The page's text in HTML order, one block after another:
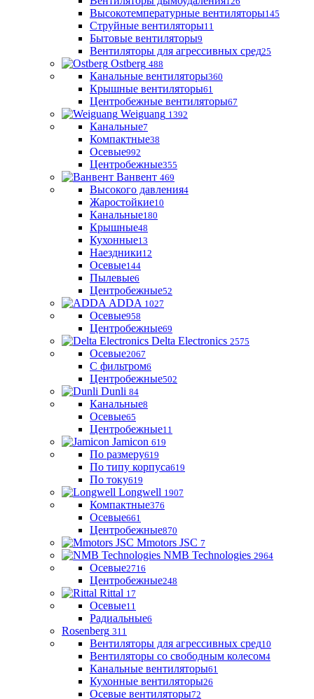
Высокотемпературные вентиляторы145
Струйные вентиляторы11
Бытовые вентиляторы9
Вентиляторы для агрессивных сред25
Ostberg 488
Канальные вентиляторы360
Крышные вентиляторы61
Центробежные вентиляторы67
Weiguang 1392
Канальные7
Компактные38
Осевые992
Центробежные355
Ванвент 469
Высокого давления4
Жаростойкие10
Канальные180
Крышные48
Кухонные13
Наездники12
Осевые144
Пылевые6
Центробежные52
ADDA 1027
Осевые958
Центробежные69
Delta Electronics 2575
Осевые2067
С фильтром6
Центробежные502
Dunli 84
Канальные8
Осевые65
Центробежные11
Jamicon 619
По размеру619
По типу корпуса619
По току619
Longwell 1907
Компактные376
Осевые661
Центробежные870
Mmotors JSC 7
NMB Technologies 2964
Осевые2716
Центробежные248
Rittal 17
Осевые11
Радиальные6
Rosenberg 311
Вентиляторы для агрессивных сред10
Вентиляторы со свободным колесом4
Канальные вентиляторы61
Кухонные вентиляторы26
Осевые вентиляторы72